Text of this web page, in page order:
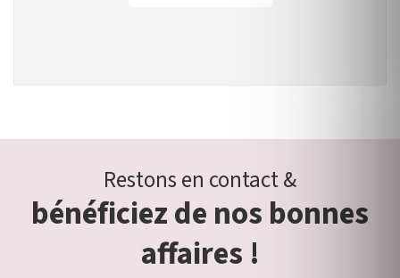
Restons en contact &
bénéficiez de nos bonnes
affaires !